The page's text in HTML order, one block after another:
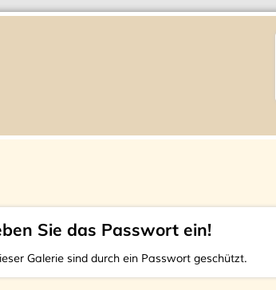
Sie das Passwort ein!
Galerie sind durch ein Passwort geschützt.